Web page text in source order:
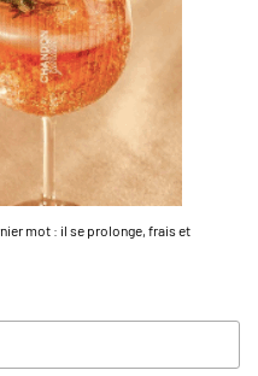
mot : il se prolonge, frais et